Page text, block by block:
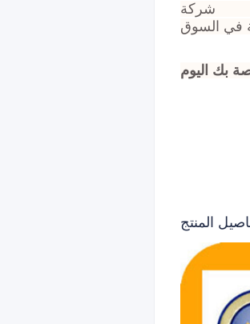
شركة Brilliant Tin Box Manufacturing Co., Ltd. – شريكك الموثوق به منذ عام 2009 – تقدم حلول تغليف نعناع مجانية رائدة
بك اليوم
المنتج